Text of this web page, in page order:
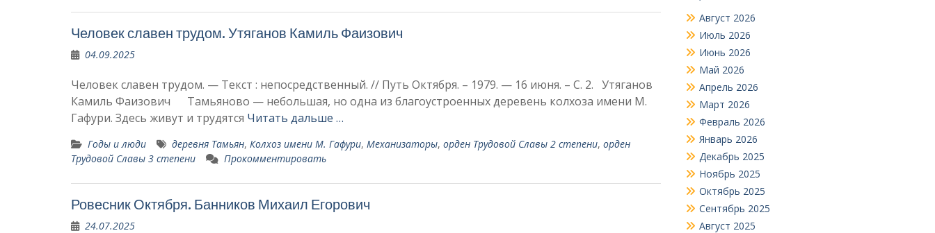
Человек славен трудом. Утяганов Камиль Фаизович
04.09.2025
Человек славен трудом. — Текст : непосредственный. // Путь Октября. – 1979. — 16 июня. – С. 2. Утяганов
Камиль Фаизович Тамьяново — неболь­шая, но одна из благоустроенных деревень колхоза имени М.
Гафури. Здесь жи­вут и трудятся Читать дальше …
Годы и люди деревня Тамьян, Колхоз имени М. Гафури, Механизаторы, орден Трудовой Славы 2 степени, орден
Трудовой Славы 3 степени
Прокомментировать
Ровесник Октября. Банников Михаил Егорович
24.07.2025
Август 2026
Июль 2026
Июнь 2026
Май 2026
Апрель 2026
Март 2026
Февраль 2026
Январь 2026
Декабрь 2025
Ноябрь 2025
Октябрь 2025
Сентябрь 2025
Август 2025